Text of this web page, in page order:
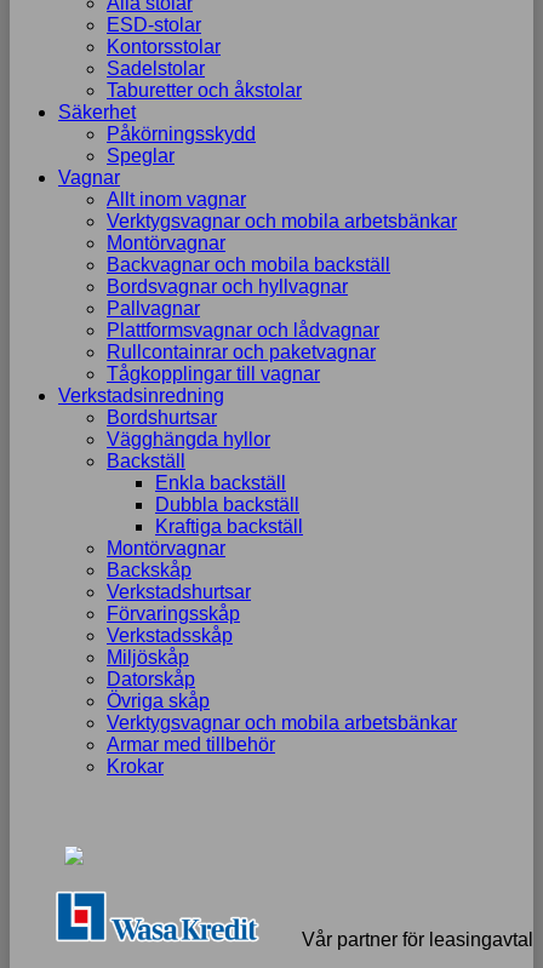
ESD-stolar
Kontorsstolar
Sadelstolar
Taburetter och åkstolar
Säkerhet
Påkörningsskydd
Speglar
Vagnar
Allt inom vagnar
Verktygsvagnar och mobila arbetsbänkar
Montörvagnar
Backvagnar och mobila backställ
Bordsvagnar och hyllvagnar
Pallvagnar
Plattformsvagnar och lådvagnar
Rullcontainrar och paketvagnar
Tågkopplingar till vagnar
Verkstadsinredning
Bordshurtsar
Vägghängda hyllor
Backställ
Enkla backställ
Dubbla backställ
Kraftiga backställ
Montörvagnar
Backskåp
Verkstadshurtsar
Förvaringsskåp
Verkstadsskåp
Miljöskåp
Datorskåp
Övriga skåp
Verktygsvagnar och mobila arbetsbänkar
Armar med tillbehör
Krokar
Vår partner för leasingavtal